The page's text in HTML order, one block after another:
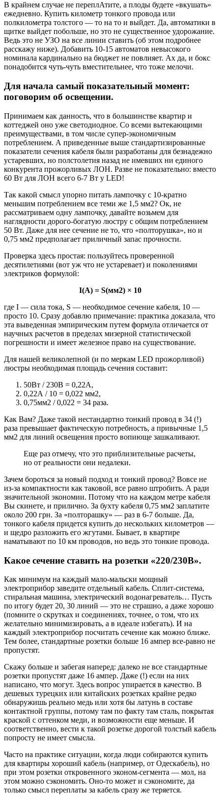
В крайнем случае не переплАтите, а плоды будете «вкушать»
ежедневно. Купить километр тонкого провода или
полкилометра толстого — то на то и выйдет. Да, автоматики в
щитке выйдет побольше, но это не существенное удорожание.
Ведь это не УЗО на все линии ставить (об этом подробнее
расскажу ниже). Добавить 10-15 автоматов невысокого
номинала кардинально на бюджет не повлияет. Ах да, и бокс
понадобится чуть-чуть вместительнее, что тоже мелочи.
Для начала самый показательный момент:
поговорим об освещении.
Принимаем как данность, что в большинстве квартир и
коттеджей оно уже светодиодное. Со всеми вытекающими
преимуществами, в том числе супер-экономичным
потреблением. А приведенные выше стандартизированные
показатели сечения кабеля были разработаны для безнадежно
устаревших, но полстолетия назад не имевших ни единого
конкурента прожорливых ЛОН. Разве не показательно: вместо
60 Вт для ЛОН всего 6-7 Вт у LED!
Так какой смысл упорно питать лампочку с 10-кратно
меньшим потреблением все теми же 1,5 мм2? Ок, не
рассматриваем одну лампочку, давайте возьмем для
наглядности дорого-богатую люстру с общим потреблением
50 Вт. Даже для нее сечение не то, что «полторушка», но и
0,75 мм2 предполагает приличный запас прочности.
Проверка здесь простая: пользуйтесь проверенной
десятилетиями (вот уж что не устаревает) и поколениями
электриков формулой:
I(А) = S(мм2) × 10
где I — сила тока, S — необходимое сечение кабеля, 10 —
просто 10. Сразу добавлю примечание: практика доказала, что
эта выведенная эмпирическим путем формула отличается от
научных расчетов в пределах мизерной статистической
погрешности и имеет железное право на существование.
Для нашей великолепной (и по меркам LED прожорливой)
люстры необходимая площадь сечения составит:
50Вт / 230В = 0,22А,
0,22А / 10 = 0,022 мм2,
0,75мм2 / 0,022 = 34 раза.
Как Вам? Даже такой нестандартно тонкий провод в 34 (!)
раза превышает фактическую потребность, а привычные 1,5
мм2 для линий освещения просто вопиюще зашкаливают.
Еще раз отмечу, что это приблизительные расчеты,
но от реальности они недалеки.
Зачем бороться за новый подход и тонкий провод? Вовсе не
из-за компактности как таковой, все равно штробить. А ради
значительной экономии. Потому что на каждом метре кабеля
Вы скинете, и прилично. За бухту кабеля 0,75 мм2 заплатите
около 200 грн. За «полторашку» — раз в 6-7 больше. Да,
тонкого кабеля придется купить до нескольких километров —
и щедро разложить его жгутами. Бывает, в квартире
наматывают по 10 км проводов, но ведь это тонкие провода.
Какое сечение ставить на розетки «220/230В».
Как минимум на каждый мало-мальски мощный
электроприбор заведите отдельный кабель. Сплит-система,
стиральная машина, электрический водонагреватель… Пусть
по итогу будет 20, 30 линий — это не страшно, а даже хорошо
(помните о скрутках и соединениях, точнее, о том, что их
желательно минимизировать, а в идеале избегать). И на
каждый электроприбор посчитать сечение как можно ближе.
Тем более, стандартные розетки больше 16 ампер все-равно не
пропустят.
Скажу больше и забегая наперед: далеко не все стандартные
розетки пропустят даже 16 ампер. Даже (!) если на них
написано, что могут. Здесь вопрос упирается в качество. В
дешевых турецких или китайских розетках крайне редко
обнаружишь реально медь или хотя бы латунь в составе
контактной группы, потому там по факту там сталь, покрытая
краской с оттенком меди, и возможности еще меньше. И
соответственно, вести к такой розетке дорогой толстый кабель
попросту не имеет смысла.
Часто на практике ситуации, когда люди собираются купить
для квартиры хороший кабель (например, от Одескабель), но
при этом розетки откровенного эконом-сегмента — мол, на
этом можно сэкономить. Оно-то может и сэкономите, да
только смысл переплаты за кабель сразу же теряется.